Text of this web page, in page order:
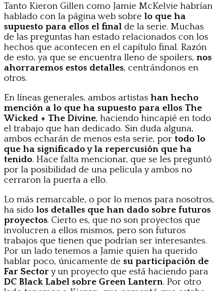
Tanto Kieron Gillen como Jamie McKelvie habrían
hablado con la página web sobre lo que ha
supuesto para ellos el final de la serie. Muchas
de las preguntas han estado relacionados con los
hechos que acontecen en el capítulo final. Razón
de esto, ya que se encuentra lleno de spoilers, nos
ahorraremos estos detalles, centrándonos en
otros.
En líneas generales, ambos artistas han hecho
mención a lo que ha supuesto para ellos The
Wicked + The Divine, haciendo hincapié en todo
el trabajo que han dedicado. Sin duda alguna,
ambos echarán de menos esta serie, por todo lo
que ha significado y la repercusión que ha
tenido. Hace falta mencionar, que se les preguntó
por la posibilidad de una película y ambos no
cerraron la puerta a ello.
Lo más remarcable, o por lo menos para nosotros,
ha sido los detalles que han dado sobre futuros
proyectos. Cierto es, que no son proyectos que
involucren a ellos mismos, pero son futuros
trabajos que tienen que podrían ser interesantes.
Por un lado tenemos a Jamie quien ha querido
hablar poco, únicamente de su participación de
Far Sectory un proyecto que está haciendo para
DC Black Label sobre Green Lantern. Por otro